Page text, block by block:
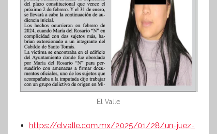
El Valle
https://elvalle.com.mx/2025/01/28/un-juez-